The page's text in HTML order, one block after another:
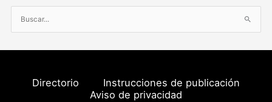
u
s
Directorio
Instrucciones de publicación
Aviso de privacidad